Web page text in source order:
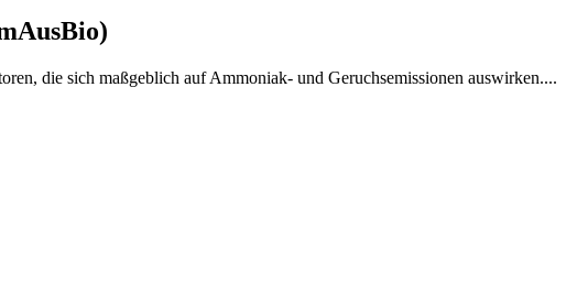
die sich maßgeblich auf Ammoniak- und Geruchsemissionen auswirken....